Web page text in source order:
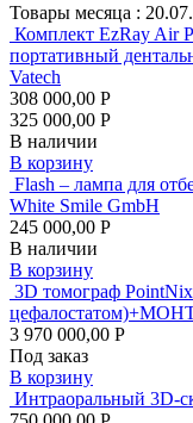
Товары месяца :
Комплект EzRay Air
портативный
Vatech
308 000,00 Р
325 000,00 Р
В наличии
В корзину
Flash – лампа для
White Smile GmbH
245 000,00 Р
В наличии
В корзину
3D томограф
3 970 000,00 Р
Под заказ
В корзину
Интраоральный 3D-